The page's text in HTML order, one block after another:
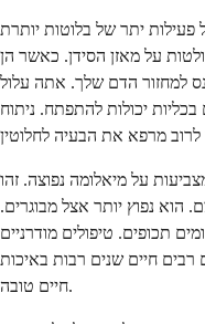
פעילות יתר של בלוטות יותרת
על מאזן הסידן. כאשר הן
למחזור הדם שלך. אתה עלול
יכולות להתפתח. ניתוח
על מיאלומה נפוצה. זהו
נפוץ יותר אצל מבוגרים.
תכופים. טיפולים מודרניים
חיים שנים רבות באיכות
חיים טובה.